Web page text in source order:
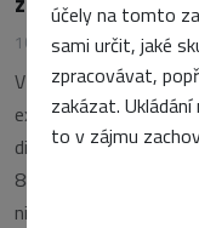
účely na tomto
sami určit, jaké
zpracovávat,
zakázat.
to v zájmu
10. dubna 2024 •
V dnešním digitálním
experience,
digitálních produktů a
88 % uživatelů se na
nikdy nevrátí (zdroj).